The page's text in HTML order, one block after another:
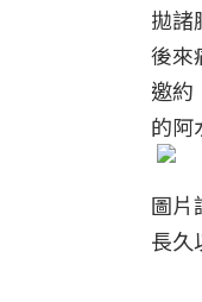
拋諸
後來
邀約
的阿
圖片
長久